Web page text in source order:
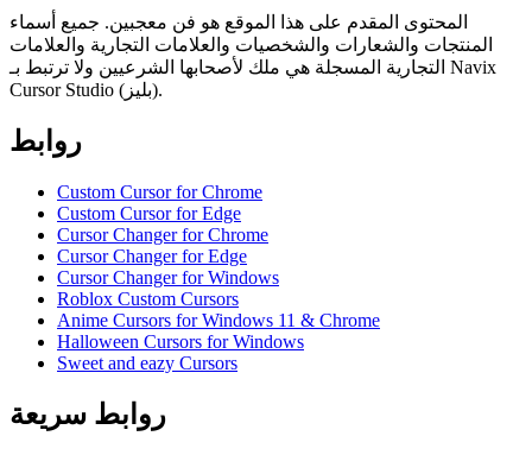
المحتوى المقدم على هذا الموقع هو فن معجبين. جميع أسماء
المنتجات والشعارات والشخصيات والعلامات التجارية والعلامات
التجارية المسجلة هي ملك لأصحابها الشرعيين ولا ترتبط بـ Navix
Cursor Studio (بليز).
روابط
Custom Cursor for Chrome
Custom Cursor for Edge
Cursor Changer for Chrome
Cursor Changer for Edge
Cursor Changer for Windows
Roblox Custom Cursors
Anime Cursors for Windows 11 & Chrome
Halloween Cursors for Windows
Sweet and eazy Cursors
روابط سريعة